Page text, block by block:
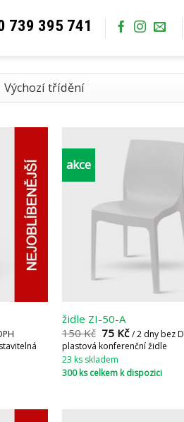
739 395 741
akce
židle ZI-50-A
150Kč 75 Kč / 2 dny bez
plastová konferenční židle
23 ks skladem
300 ks celkem k dispozici